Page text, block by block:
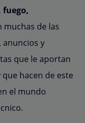
muchas de las
anuncios y
que le aportan
hacen de este
el mundo